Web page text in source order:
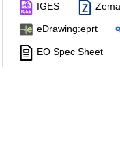
IGES
eDrawing:eprt
EO Spec Sheet